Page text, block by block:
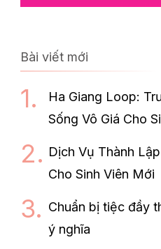
Bài viết mới
Ha Giang Loop:
Sống Vô Giá Cho
Dịch Vụ Thành
Cho Sinh Viên Mới
Chuẩn bị tiệc đầy
ý nghĩa